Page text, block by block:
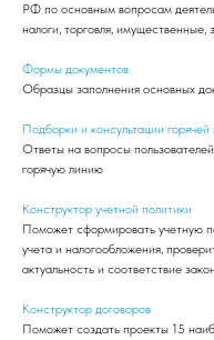
РФ по основным вопросам
налоги, торговля,
Формы документов
Образцы заполнения основных
Подборки и консультации горячей
Ответы на вопросы
горячую линию
Конструктор учетной политики
Поможет сформировать учетную
учета и налогообложения,
актуальность и соответствие
Конструктор договоров
Поможет создать проекты 15